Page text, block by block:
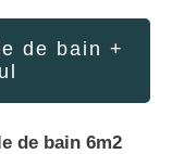
de bain +
de bain 6m2